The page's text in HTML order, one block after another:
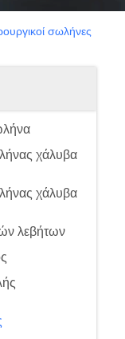
σωλήνες
χάλυβα
χάλυβα
λεβήτων